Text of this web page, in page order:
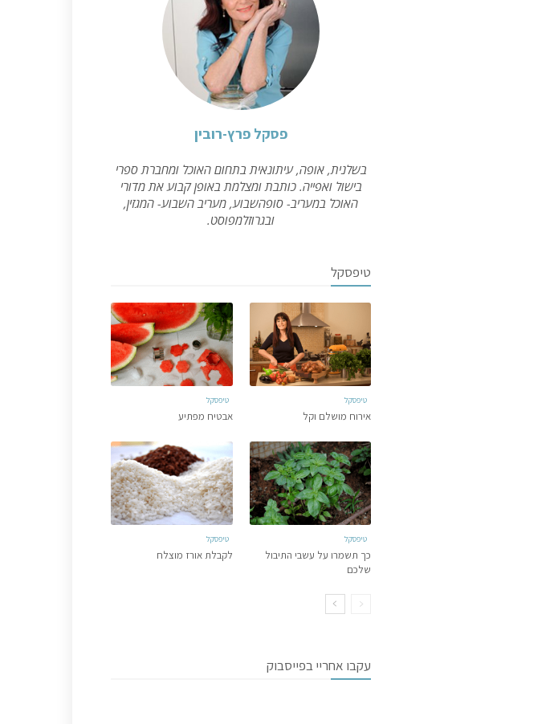
פסקל פרץ-רובין
בשלנית, אופה, עיתונאית בתחום האוכל ומחברת ספרי
בישול ואפייה. כותבת ומצלמת באופן קבוע את מדורי
האוכל במעריב- סופהשבוע, מעריב השבוע- המגזין,
ובגרוזלמפוסט.
טיפסקל
טיפסקל
אירוח מושלם וקל
טיפסקל
אבטיח מפתיע
טיפסקל
כך תשמרו על עשבי התיבול
שלכם
טיפסקל
לקבלת אורז מוצלח
עקבו אחריי בפייסבוק